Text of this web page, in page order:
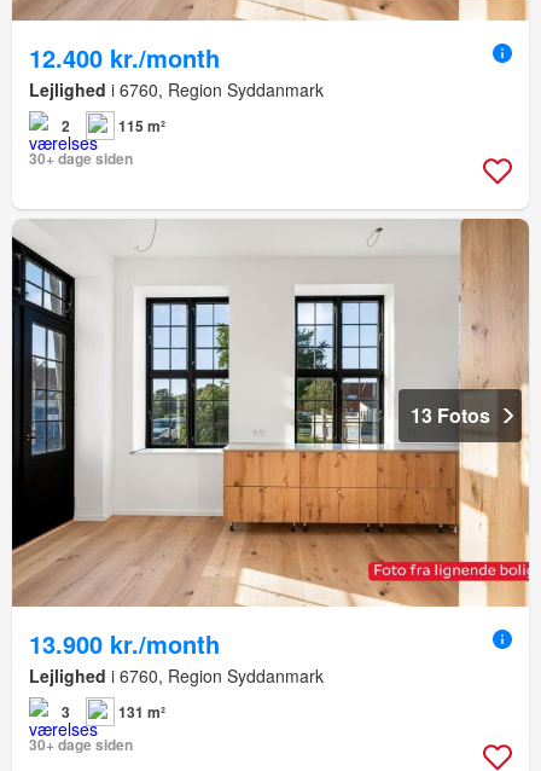
12.400 kr./month
Lejlighed i 6760, Region Syddanmark
2
115 m²
30+ dage siden
13 Fotos
13.900 kr./month
Lejlighed i 6760, Region Syddanmark
3
131 m²
30+ dage siden